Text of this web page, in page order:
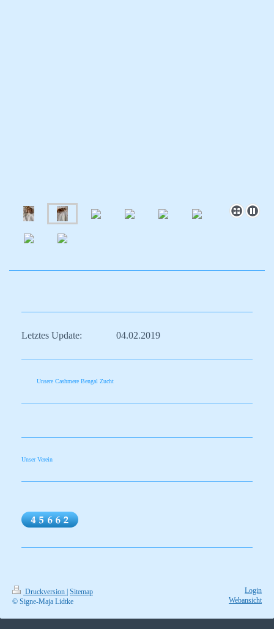
Letztes Update: 04.02.2019
Unsere Cashmere Bengal Zucht
Unser Verein
Druckversion Sitemap
© Signe-Maja Lidtke
Login
Webansicht